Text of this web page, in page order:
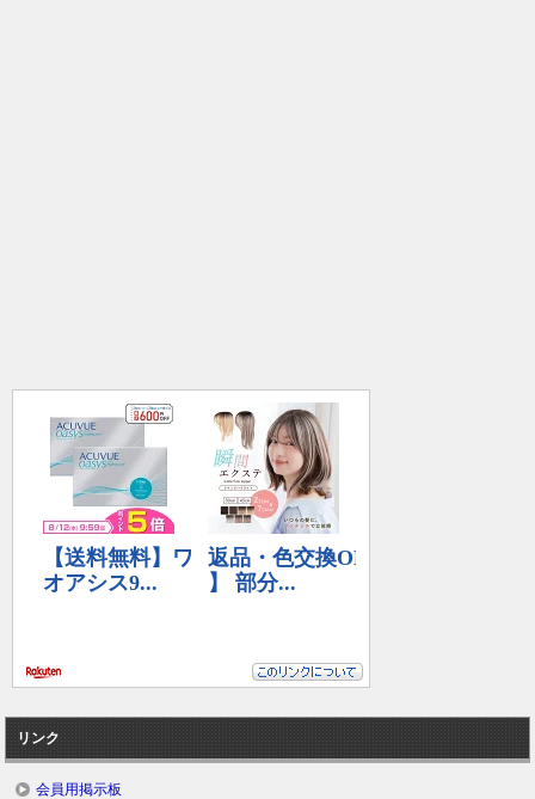
リンク
会員用掲示板